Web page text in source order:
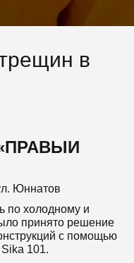
в
Юннатов
по холодному и
принято решение
с помощью
101.